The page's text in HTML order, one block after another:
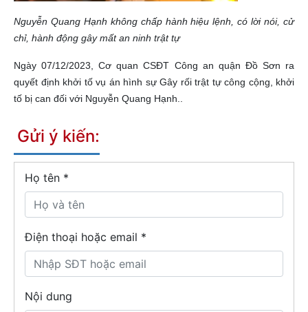
Nguyễn Quang Hạnh không chấp hành hiệu lệnh, có lời nói, cử
chỉ, hành động gây mất an ninh trật tự
Ngày 07/12/2023, Cơ quan CSĐT Công an quận Đồ Sơn ra
quyết định khởi tố vụ án hình sự Gây rối trật tự công cộng, khởi
tố bị can đối với Nguyễn Quang Hạnh.
Gửi ý kiến:
Họ tên *
Điện thoại hoặc email *
Nội dung